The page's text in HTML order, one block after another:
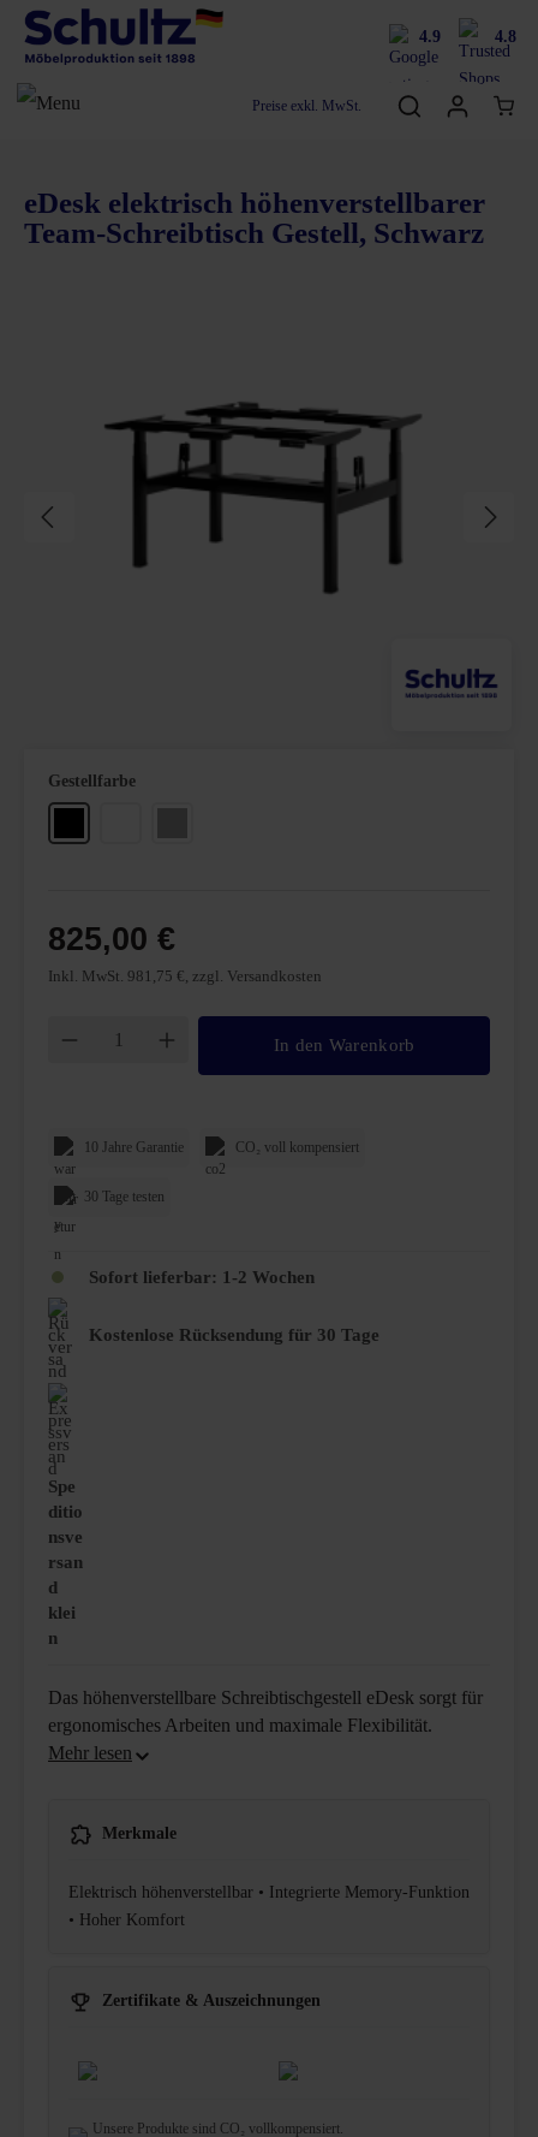
4.9 4.8
Preise exkl. MwSt.
eDesk elektrisch höhenverstellbarer
Team-Schreibtisch Gestell, Schwarz
10 Jahre Garantie CO₂ voll kompensiert
30 Tage testen
Sofort lieferbar: 1-2 Wochen
Kostenlose Rücksendung für 30 Tage
Spe
ditio
nsve
rsan
d
klei
n
Das höhenverstellbare Schreibtischgestell eDesk sorgt für
ergonomisches Arbeiten und maximale Flexibilität.
825,00 €
Inkl. MwSt. 981,75 €, zzgl. Versandkosten
Gestellfarbeauswählen
Schwarz Weißaluminium
Produkt Anzahl: Gib den gewünschten
In den Warenkorb
Merkmale
Elektrisch höhenverstellbar • Integrierte Memory-Funktion
• Hoher Komfort
Zertifikate & Auszeichnungen
Unsere Produkte sind CO₂ vollkompensiert.